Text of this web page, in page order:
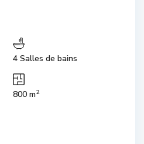
4 Salles de bains
800 m2